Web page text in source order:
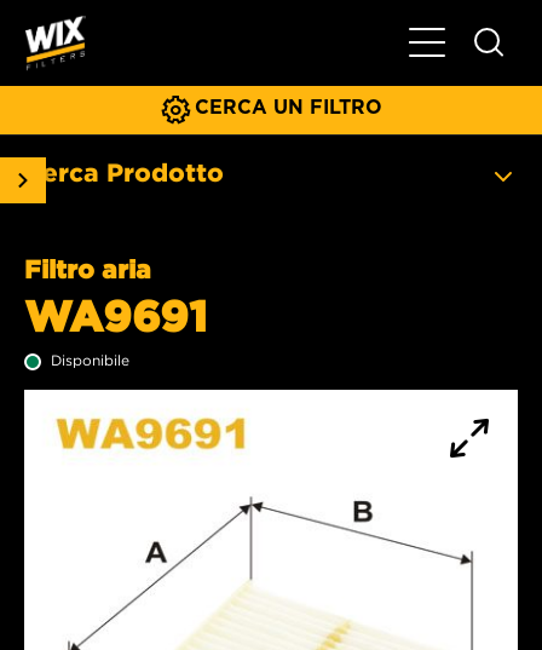
Menu
CERCA UN FILTRO
Cerca Prodotto
Filtro aria
WA9691
Disponibile